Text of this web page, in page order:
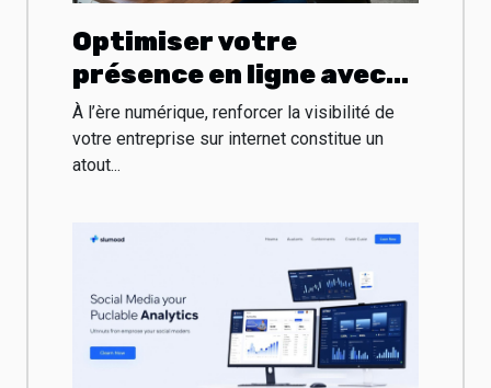
Optimiser votre
présence en ligne avec
une agence web à Tours
À l’ère numérique, renforcer la visibilité de
votre entreprise sur internet constitue un
atout...